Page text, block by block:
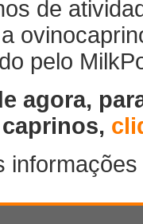
e caprinos
e Industrial de
para ovinos e
"Já estão
do Sul e de todo
de Almeida Prado.
de manejo genético